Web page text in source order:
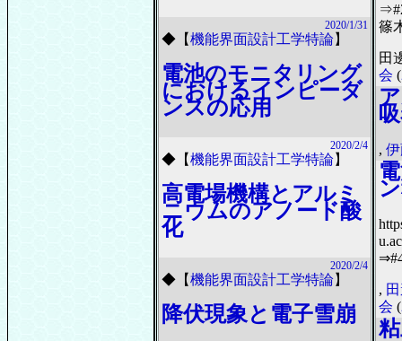
2020/1/31
◆ 【機能界面設計工学特論】
電池のモニタリング
におけるインピーダ
ンスの応用
2020/2/4
◆ 【機能界面設計工学特論】
高電場機構とアルミ
ニウムのアノード酸
化
2020/2/4
◆ 【機能界面設計工学特論】
降伏現象と電子雪崩
篠
田
会 (
,
,
会 (